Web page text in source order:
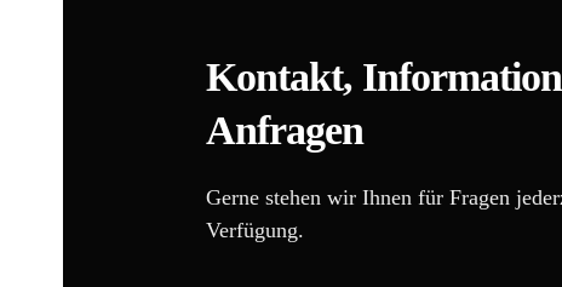
Kontakt,
Anfragen
Gerne stehen wir Ihnen für Fragen
Verfügung.